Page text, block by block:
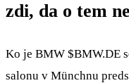
zdi, da o tem
Ko je BMW $BMW.DE
salonu v Münchnu